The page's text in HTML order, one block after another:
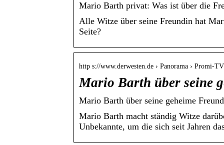
Mario Barth privat: Was ist über die
Alle Witze über seine Freundin hat
Seite?
http s://www.derwesten.de › Panorama › Promi-TV
Mario Barth über seine
Mario Barth über seine geheime
Mario Barth macht ständig Witze
Unbekannte, um die sich seit Jahren